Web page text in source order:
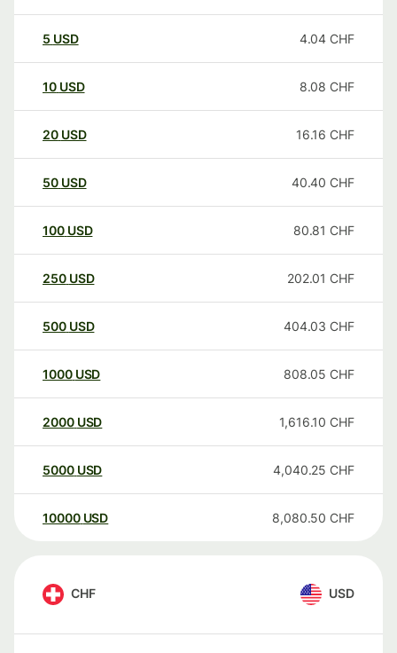
5 USD 4.04 CHF
10 USD 8.08 CHF
20 USD 16.16 CHF
50 USD 40.40 CHF
100 USD 80.81 CHF
250 USD 202.01 CHF
500 USD 404.03 CHF
1000 USD 808.05 CHF
2000 USD 1,616.10 CHF
5000 USD 4,040.25 CHF
10000 USD 8,080.50 CHF
CHF USD